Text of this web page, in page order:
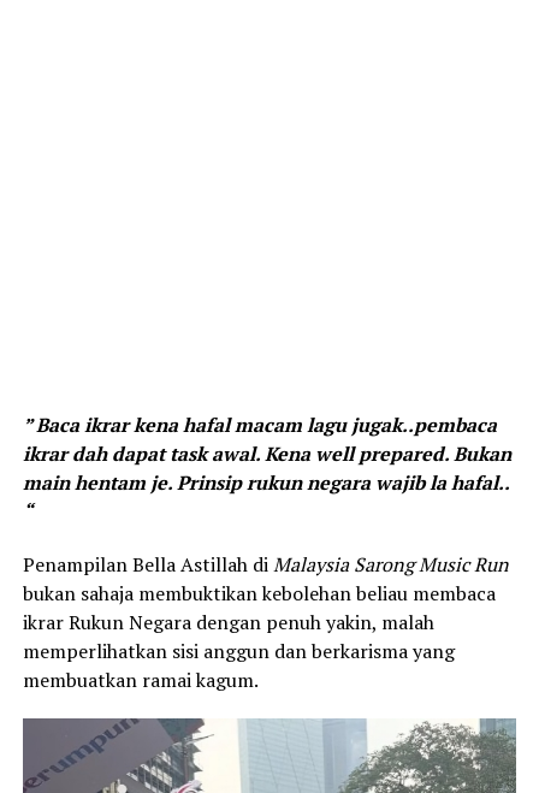
” Baca ikrar kena hafal macam lagu jugak..pembaca
ikrar dah dapat task awal. Kena well prepared. Bukan
main hentam je. Prinsip rukun negara wajib la hafal..
“
Penampilan Bella Astillah diMalaysia Sarong Music Run
bukan sahaja membuktikan kebolehan beliau membaca
ikrar Rukun Negara dengan penuh yakin, malah
memperlihatkan sisi anggun dan berkarisma yang
membuatkan ramai kagum.